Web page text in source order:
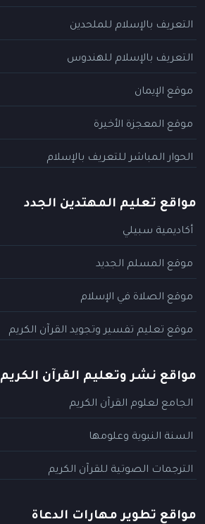
التعريف بالإسلام للملحدين
التعريف بالإسلام للهندوس
موقع الإيمان
موقع المعجزة الأخيرة
الحوار المباشر للتعريف بالإسلام
مواقع تعليم المهتدين الجدد
أكاديمية سبيلي
موقع المسلم الجديد
موقع الصلاة في الإسلام
موقع تعليم تفسير وتجويد القرآن الكريم
مواقع نشر وتعليم القرآن الكريم
الجامع لعلوم القرآن الكريم
السنة النبوية وعلومها
الترجمات الصوتية للقرآن الكريم
مواقع تطوير مهارات الدعاة